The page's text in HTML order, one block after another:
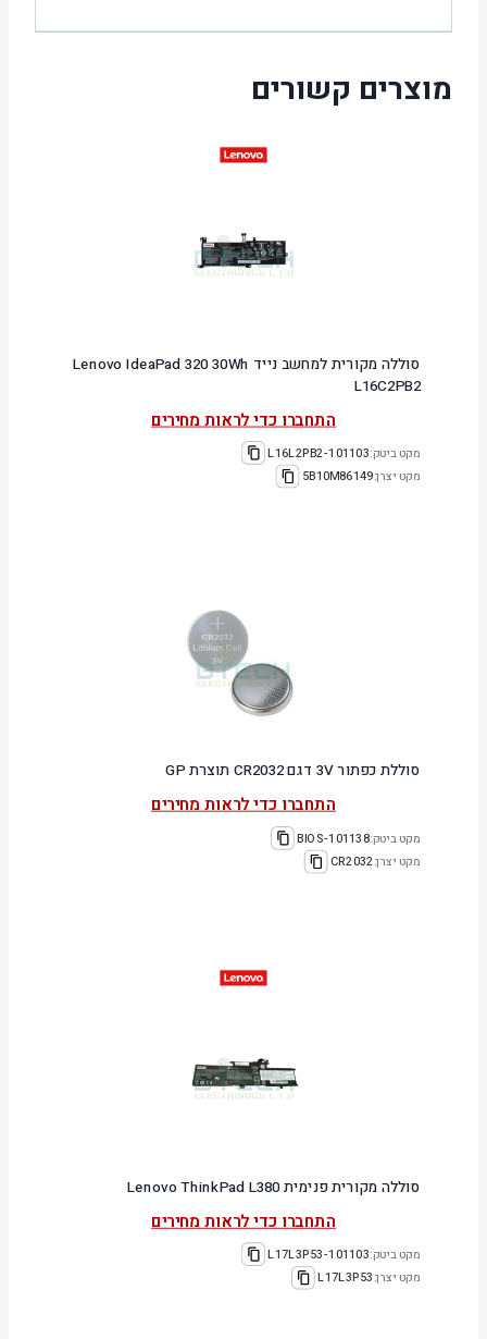
מוצרים קשורים
סוללה מקורית למחשב נייד Lenovo IdeaPad 320 30Wh
L16C2PB2
התחברו כדי לראות מחירים
מקט ביטק:101103-L16L2PB2
מקט יצרן:5B10M86149
סוללת כפתור 3V דגם CR2032 תוצרת GP
התחברו כדי לראות מחירים
מקט ביטק:101138-BIOS
מקט יצרן:CR2032
סוללה מקורית פנימית Lenovo ThinkPad L380
התחברו כדי לראות מחירים
מקט ביטק:101103-L17L3P53
מקט יצרן:L17L3P53